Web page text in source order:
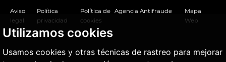
Utilizamos cookies
Usamos cookies y otras técnicas de rastreo para mejorar
Aviso
legal
Política
privacidad
Política de
cookies
Agencia Antifraude
Mapa
Web